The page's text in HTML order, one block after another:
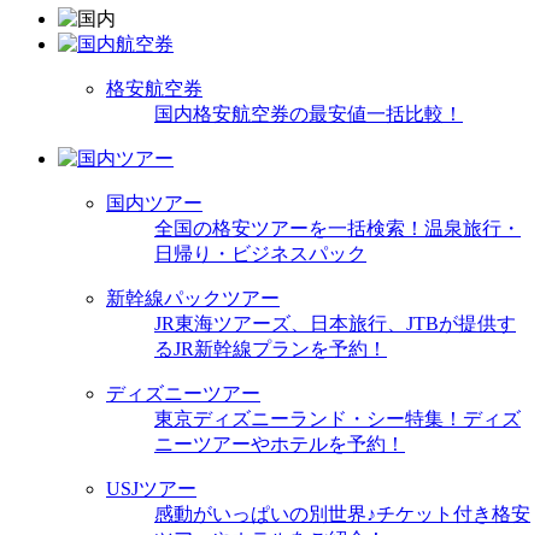
格安航空券
国内格安航空券の最安値一括比較！
国内ツアー
全国の格安ツアーを一括検索！温泉旅行・
日帰り・ビジネスパック
新幹線パックツアー
JR東海ツアーズ、日本旅行、JTBが提供す
るJR新幹線プランを予約！
ディズニーツアー
東京ディズニーランド・シー特集！ディズ
ニーツアーやホテルを予約！
USJツアー
感動がいっぱいの別世界♪チケット付き格安